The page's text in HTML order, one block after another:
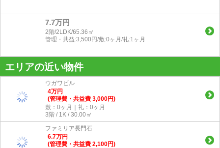
7.7万円
2階/2LDK/65.36㎡
管理・共益:3,500円/敷:0ヶ月/礼:1ヶ月
エリアの近い物件
ウガワビル
4万円
(管理費・共益費 3,000円)
敷：0ヶ月｜礼：0ヶ月
3階 / 1K / 30.00㎡
ファミリア長門石
6.7万円
(管理費・共益費 2,100円)